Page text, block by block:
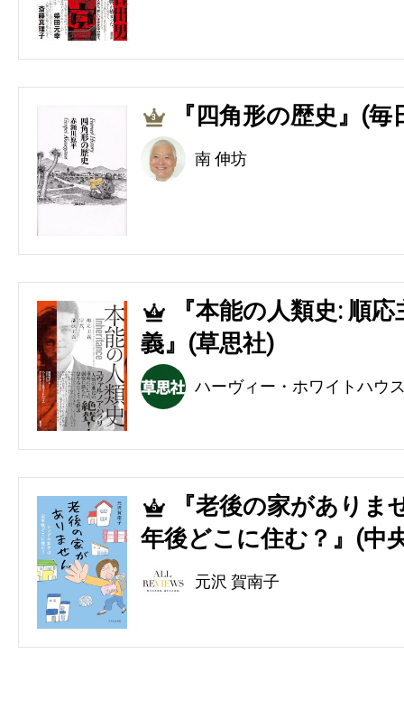
3 『四角形の歴史』(毎
南 伸坊
4
『本能の人類史: 順
義』(草思社)
ハーヴィー・ホワイトハウ
5
『老後の家があり
年後どこに住む？』(中
元沢 賀南子